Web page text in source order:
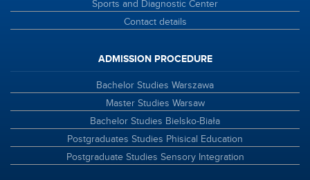
Sports and Diagnostic Center
Contact details
ADMISSION PROCEDURE
Bachelor Studies Warszawa
Master Studies Warsaw
Bachelor Studies Bielsko-Biała
Postgraduates Studies Phisical Education
Postgraduate Studies Sensory Integration